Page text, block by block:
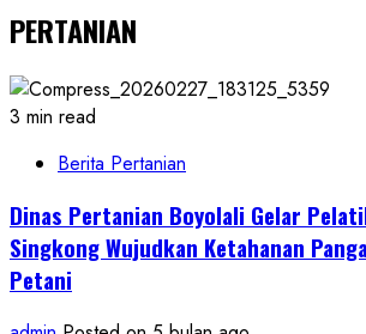
PERTANIAN
3 min read
Berita Pertanian
Dinas Pertanian Boyolali Gelar
Singkong Wujudkan Ketahanan
Petani